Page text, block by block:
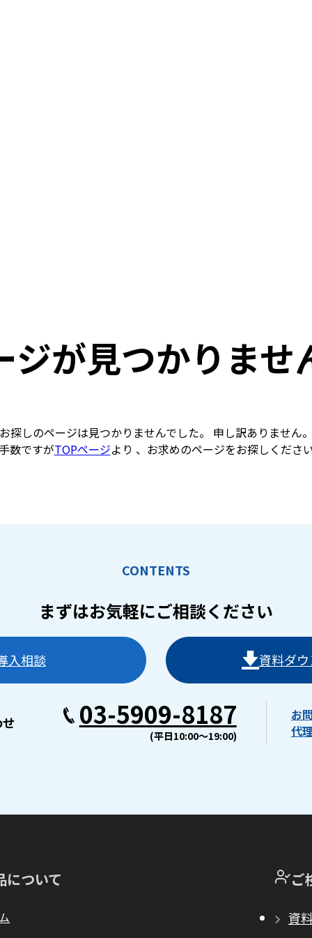
ジが見つかりませ
探しのページは見つかりませんでした。 申し訳ありません。
数ですがTOPページより 、お求めのページをお探しください
CONTENTS
まずはお気軽にご相談ください
入相談 資料ダ
03-5909-8187
(平日10:00〜19:00)
お
代
について ご
資